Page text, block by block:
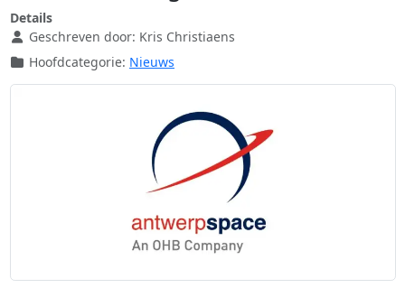
Details
Geschreven door: Kris Christiaens
Hoofdcategorie: Nieuws